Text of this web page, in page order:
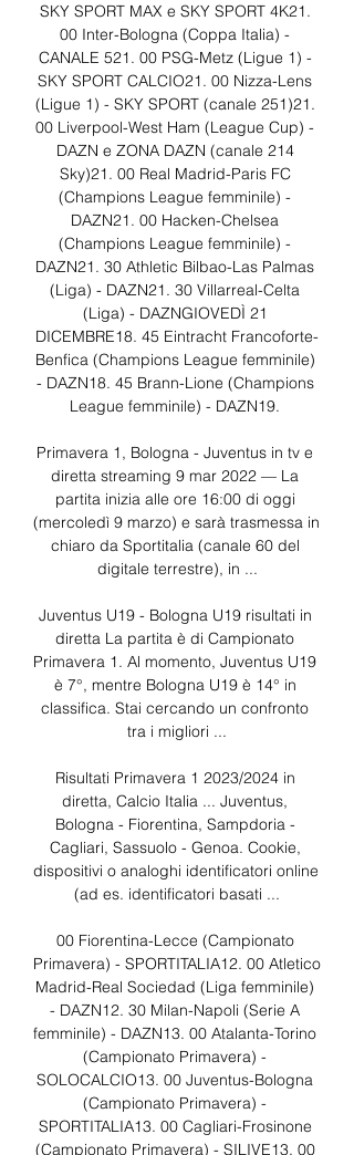
SKY SPORT MAX e SKY SPORT 4K21.
00 Inter-Bologna (Coppa Italia) -
CANALE 521. 00 PSG-Metz (Ligue 1) -
SKY SPORT CALCIO21. 00 Nizza-Lens
(Ligue 1) - SKY SPORT (canale 251)21.
00 Liverpool-West Ham (League Cup) -
DAZN e ZONA DAZN (canale 214
Sky)21. 00 Real Madrid-Paris FC
(Champions League femminile) -
DAZN21. 00 Hacken-Chelsea
(Champions League femminile) -
DAZN21. 30 Athletic Bilbao-Las Palmas
(Liga) - DAZN21. 30 Villarreal-Celta
(Liga) - DAZNGIOVEDÌ 21
DICEMBRE18. 45 Eintracht Francoforte-
Benfica (Champions League femminile)
- DAZN18. 45 Brann-Lione (Champions
League femminile) - DAZN19.
Primavera 1, Bologna - Juventus in tv e
diretta streaming 9 mar 2022 — La
partita inizia alle ore 16:00 di oggi
(mercoledì 9 marzo) e sarà trasmessa in
chiaro da Sportitalia (canale 60 del
digitale terrestre), in ...
Juventus U19 - Bologna U19 risultati in
diretta La partita è di Campionato
Primavera 1. Al momento, Juventus U19
è 7°, mentre Bologna U19 è 14° in
classifica. Stai cercando un confronto
tra i migliori ...
Risultati Primavera 1 2023/2024 in
diretta, Calcio Italia ... Juventus,
Bologna - Fiorentina, Sampdoria -
Cagliari, Sassuolo - Genoa. Cookie,
dispositivi o analoghi identificatori online
(ad es. identificatori basati ...
00 Fiorentina-Lecce (Campionato
Primavera) - SPORTITALIA12. 00 Atletico
Madrid-Real Sociedad (Liga femminile)
- DAZN12. 30 Milan-Napoli (Serie A
femminile) - DAZN13. 00 Atalanta-Torino
(Campionato Primavera) -
SOLOCALCIO13. 00 Juventus-Bologna
(Campionato Primavera) -
SPORTITALIA13. 00 Cagliari-Frosinone
(Campionato Primavera) - SILIVE13. 00